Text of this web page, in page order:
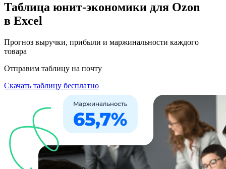
Таблица юнит‑экономики для Ozon
в Excel
Прогноз выручки, прибыли и маржинальности каждого
товара
Отправим таблицу на почту
Скачать таблицу бесплатно